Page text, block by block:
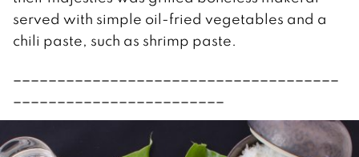
served with simple oil-fried vegetables and a
chili paste, such as shrimp paste.